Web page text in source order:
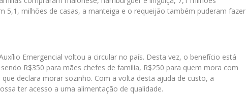
5,1, milhões de casas, a manteiga e o requeijão também puderam fazer
Emergencial voltou a circular no país. Desta vez, o benefício está
R$350 para mães chefes de família, R$250 para quem mora com
declara morar sozinho. Com a volta desta ajuda de custo, a
ter acesso a uma alimentação de qualidade.